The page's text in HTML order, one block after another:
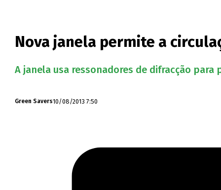
Nova janela permite a
A janela usa ressonadores de difracção
Green Savers10/08/2013 7:50